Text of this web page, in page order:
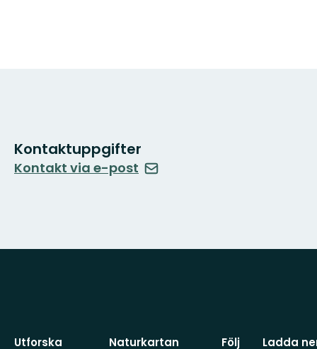
Kontaktuppgifter
Kontakt via e-post
Utforska
Naturkartan
Följ
Ladda